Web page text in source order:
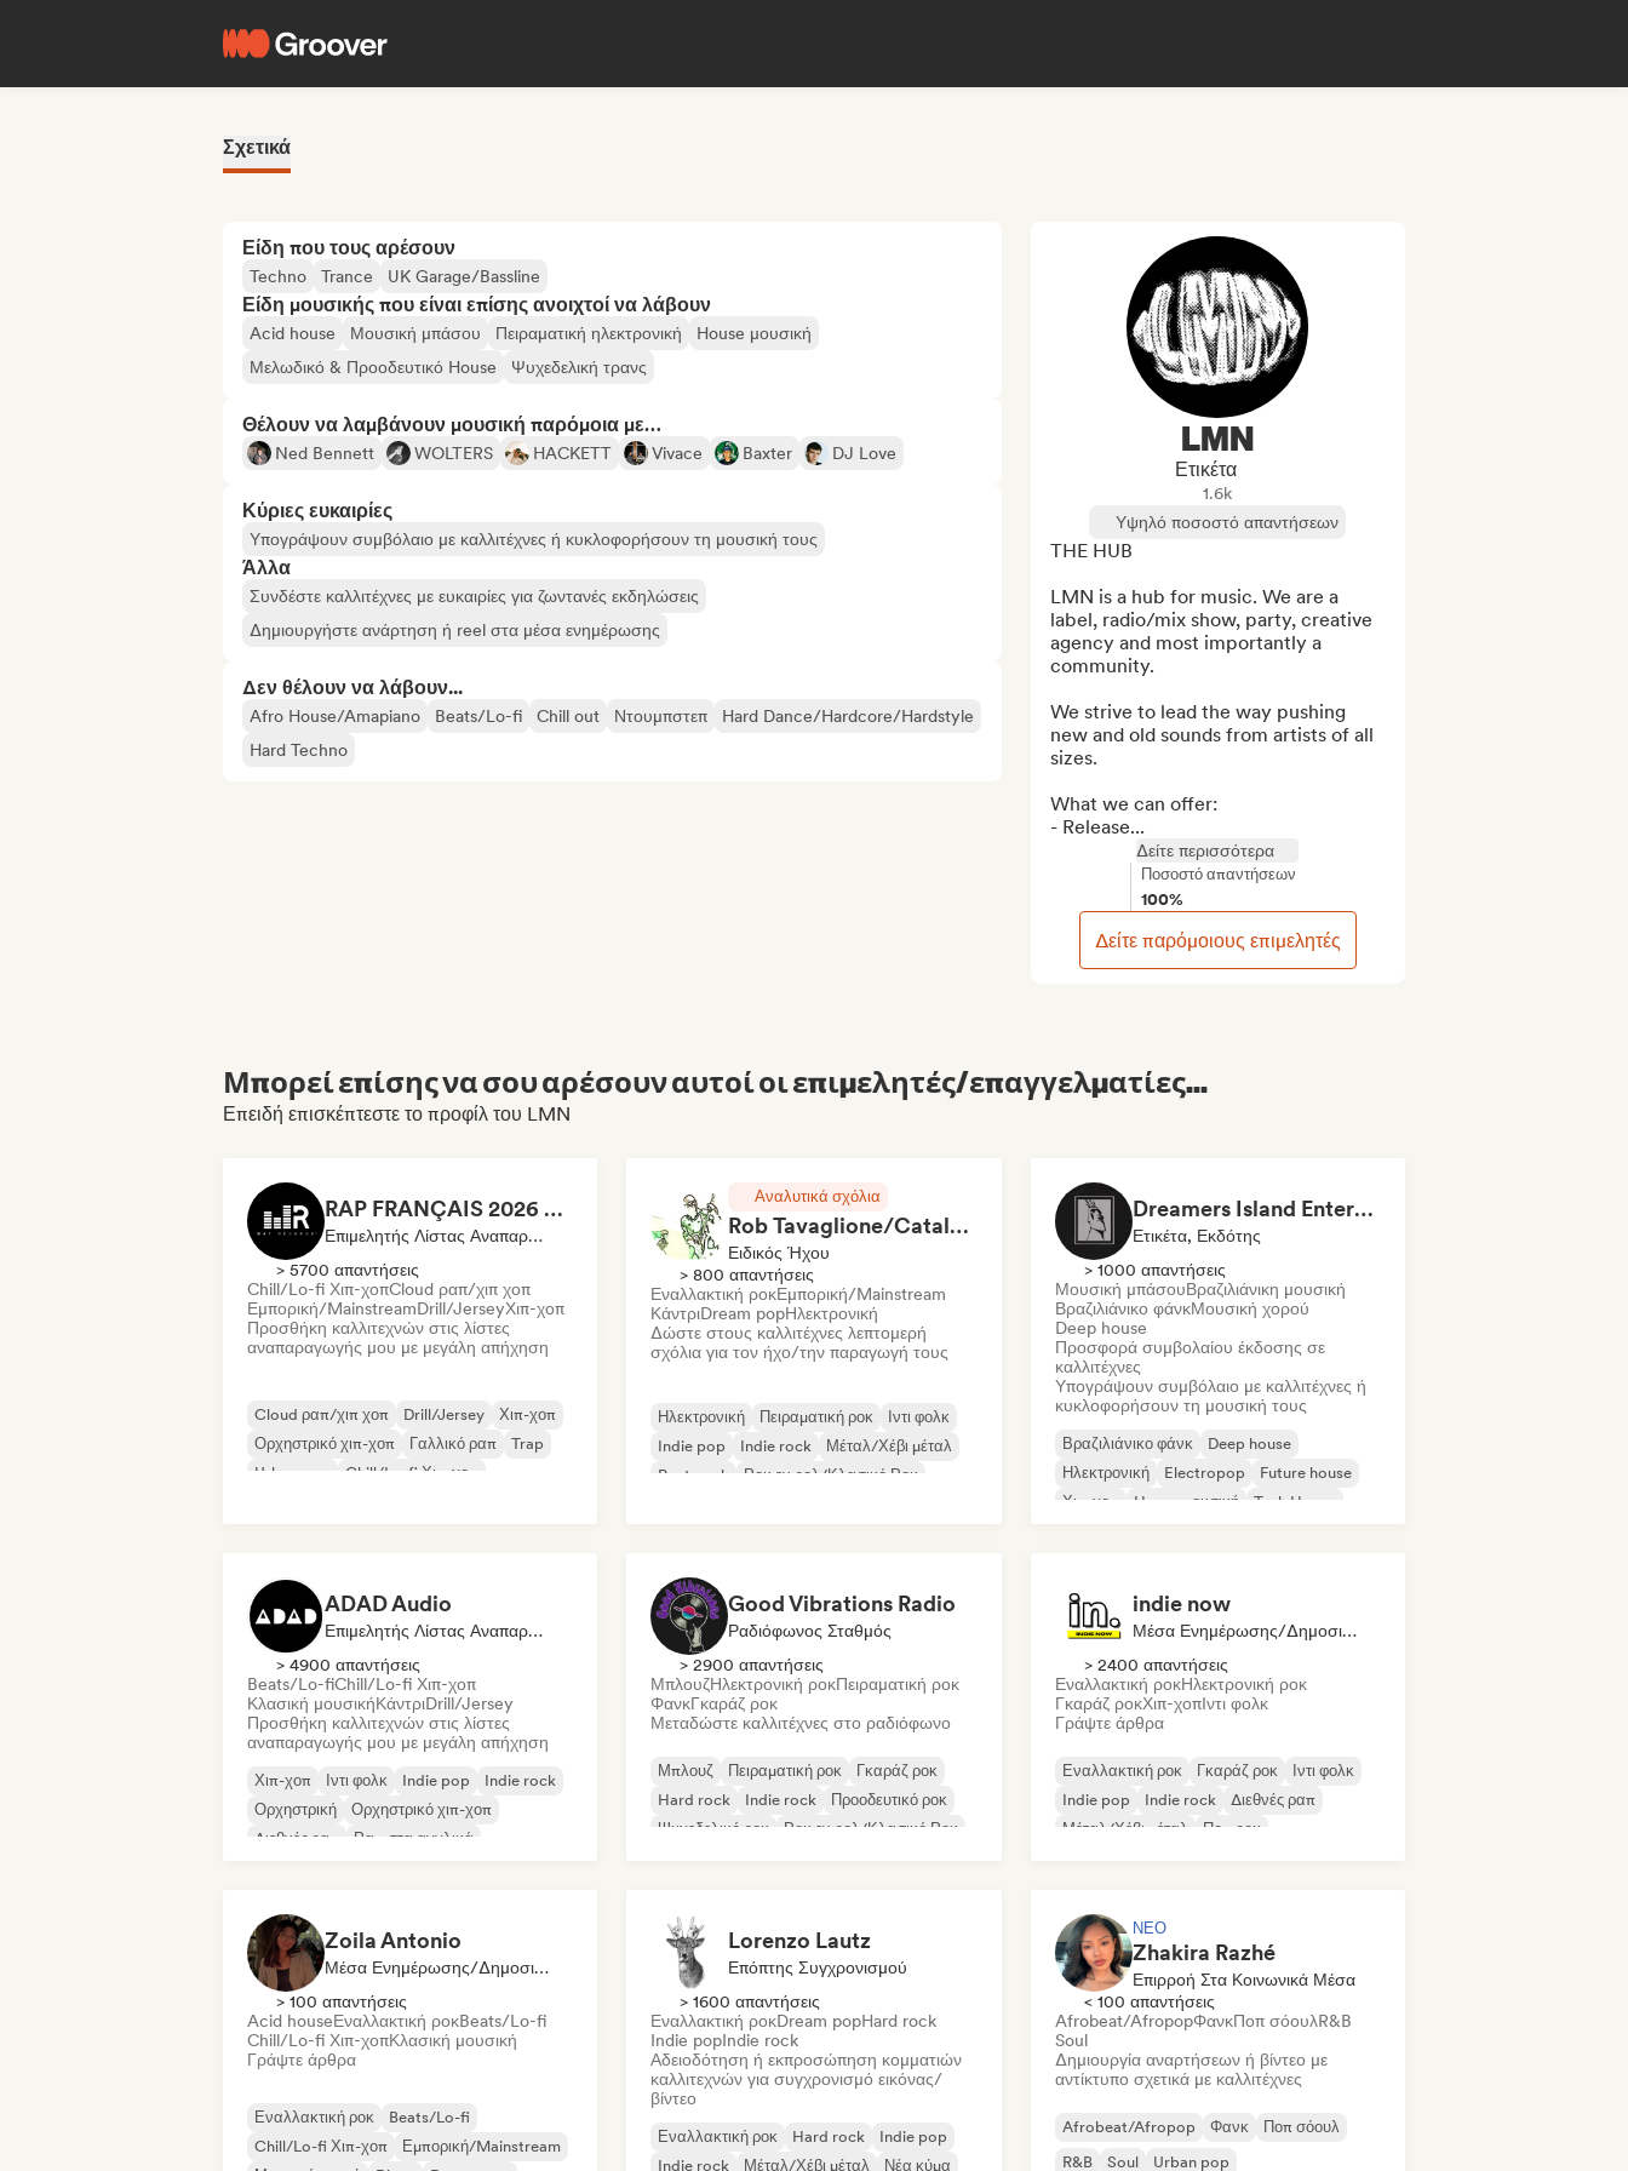
Σχετικά
Είδη που τους αρέσουν
Techno Trance UK Garage/Bassline
Είδη μουσικής που είναι επίσης ανοιχτοί να λάβουν
Acid house Μουσική μπάσου Πειραματική ηλεκτρονική
House μουσική
Μελωδικό & Προοδευτικό House
Ψυχεδελική τρανς
Θέλουν να λαμβάνουν μουσική παρόμοια με…
Ned Bennett WOLTERS HACKETT Vivace Baxter DJ Love
Κύριες ευκαιρίες
Υπογράψουν συμβόλαιο με καλλιτέχνες ή κυκλοφορήσουν τη μουσική τους
Άλλα
Συνδέστε καλλιτέχνες με ευκαιρίες για ζωντανές εκδηλώσεις
Δημιουργήστε ανάρτηση ή reel στα μέσα ενημέρωσης
Δεν θέλουν να λάβουν...
Afro House/Amapiano Beats/Lo-fi Chill out Ντουμπστεπ
Hard Dance/Hardcore/Hardstyle
Hard Techno
LMN
Ετικέτα
1.6k
Υψηλό ποσοστό απαντήσεων
THE HUB
LMN is a hub for music. We are a
label, radio/mix show, party, creative
agency and most importantly a
community.
We strive to lead the way pushing
new and old sounds from artists of all
sizes.
What we can offer:
- Release...
Δείτε περισσότερα
Ποσοστό απαντήσεων
100%
Δείτε παρόμοιους επιμελητές
Μπορεί επίσης να σου αρέσουν αυτοί οι επιμελητές/επαγγελματίες...
Επειδή επισκέπτεστε το προφίλ του LMN
RAP FRANÇAIS 2026 🔥🇫🇷 (Way Records)
Επιμελητής Λίστας Αναπαραγωγής
> 5700 απαντήσεις
Chill/Lo-fi Χιπ-χοπCloud ραπ/χιπ χοπ
Εμπορική/MainstreamDrill/JerseyΧιπ-χοπ
Προσθήκη καλλιτεχνών στις λίστες
αναπαραγωγής μου με μεγάλη απήχηση
Cloud ραπ/χιπ χοπ Drill/Jersey
Χιπ-χοπ
Ορχηστρικό χιπ-χοπ
Γαλλικό ραπ
Trap
Urban pop
Chill/Lo-fi Χιπ-χοπ
Αναλυτικά σχόλια
Rob Tavaglione/Catalyst Recording
Ειδικός Ήχου
> 800 απαντήσεις
Εναλλακτική ροκΕμπορική/Mainstream
ΚάντριDream popΗλεκτρονική
Δώστε στους καλλιτέχνες λεπτομερή
σχόλια για τον ήχο/την παραγωγή τους
Ηλεκτρονική Πειραματική ροκ
Ιντι φολκ
Indie pop
Indie rock
Μέταλ/Χέβι μέταλ
Post punk
Ροκ εν ρολ/Κλασικό Ροκ
Dreamers Island Entertainment
Ετικέτα, Εκδότης
> 1000 απαντήσεις
Μουσική μπάσουΒραζιλιάνικη μουσική
Βραζιλιάνικο φάνκΜουσική χορού
Deep house
Προσφορά συμβολαίου έκδοσης σε
καλλιτέχνες
Υπογράψουν συμβόλαιο με καλλιτέχνες ή
κυκλοφορήσουν τη μουσική τους
Βραζιλιάνικο φάνκ
Deep house
Ηλεκτρονική
Electropop
Future house
Χιπ-χοπ
House μουσική Tech House
ADAD Audio
Επιμελητής Λίστας Αναπαραγωγής
> 4900 απαντήσεις
Beats/Lo-fiChill/Lo-fi Χιπ-χοπ
Κλασική μουσικήΚάντριDrill/Jersey
Προσθήκη καλλιτεχνών στις λίστες
αναπαραγωγής μου με μεγάλη απήχηση
Χιπ-χοπ Ιντι φολκ Indie pop
Indie rock
Ορχηστρική
Ορχηστρικό χιπ-χοπ
Διεθνές ραπ
Ραπ στα αγγλικά
Good Vibrations Radio
Ραδιόφωνος Σταθμός
> 2900 απαντήσεις
ΜπλουζΗλεκτρονική ροκΠειραματική ροκ
ΦανκΓκαράζ ροκ
Μεταδώστε καλλιτέχνες στο ραδιόφωνο
Μπλουζ Πειραματική ροκ
Γκαράζ ροκ
Hard rock
Indie rock
Προοδευτικό ροκ
Ψυχεδελικό ροκ
Ροκ εν ρολ/Κλασικό Ροκ
indie now
Μέσα Ενημέρωσης/Δημοσιογράφος
> 2400 απαντήσεις
Εναλλακτική ροκΗλεκτρονική ροκ
Γκαράζ ροκΧιπ-χοπΙντι φολκ
Γράψτε άρθρα
Εναλλακτική ροκ Γκαράζ ροκ
Ιντι φολκ
Indie pop
Indie rock
Διεθνές ραπ
Μέταλ/Χέβι μέταλ
Ποπ ροκ
Zoila Antonio
Μέσα Ενημέρωσης/Δημοσιογράφος
> 100 απαντήσεις
Acid houseΕναλλακτική ροκBeats/Lo-fi
Chill/Lo-fi Χιπ-χοπΚλασική μουσική
Γράψτε άρθρα
Εναλλακτική ροκ
Beats/Lo-fi
Chill/Lo-fi Χιπ-χοπ
Εμπορική/Mainstream
Lorenzo Lautz
Επόπτης Συγχρονισμού
> 1600 απαντήσεις
Εναλλακτική ροκDream popHard rock
Indie popIndie rock
Αδειοδότηση ή εκπροσώπηση κομματιών
καλλιτεχνών για συγχρονισμό εικόνας/
βίντεο
Εναλλακτική ροκ Hard rock
Indie pop
Indie rock
Μέταλ/Χέβι μέταλ Νέα κύμα
ΝΈΟ
Zhakira Razhé
Επιρροή Στα Κοινωνικά Μέσα
< 100 απαντήσεις
Afrobeat/AfropopΦανκΠοπ σόουλR&B
Soul
Δημιουργία αναρτήσεων ή βίντεο με
αντίκτυπο σχετικά με καλλιτέχνες
Afrobeat/Afropop Φανκ
Ποπ σόουλ
R&B
Soul Urban pop